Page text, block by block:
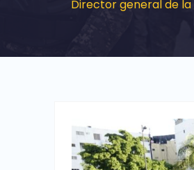
Director general de